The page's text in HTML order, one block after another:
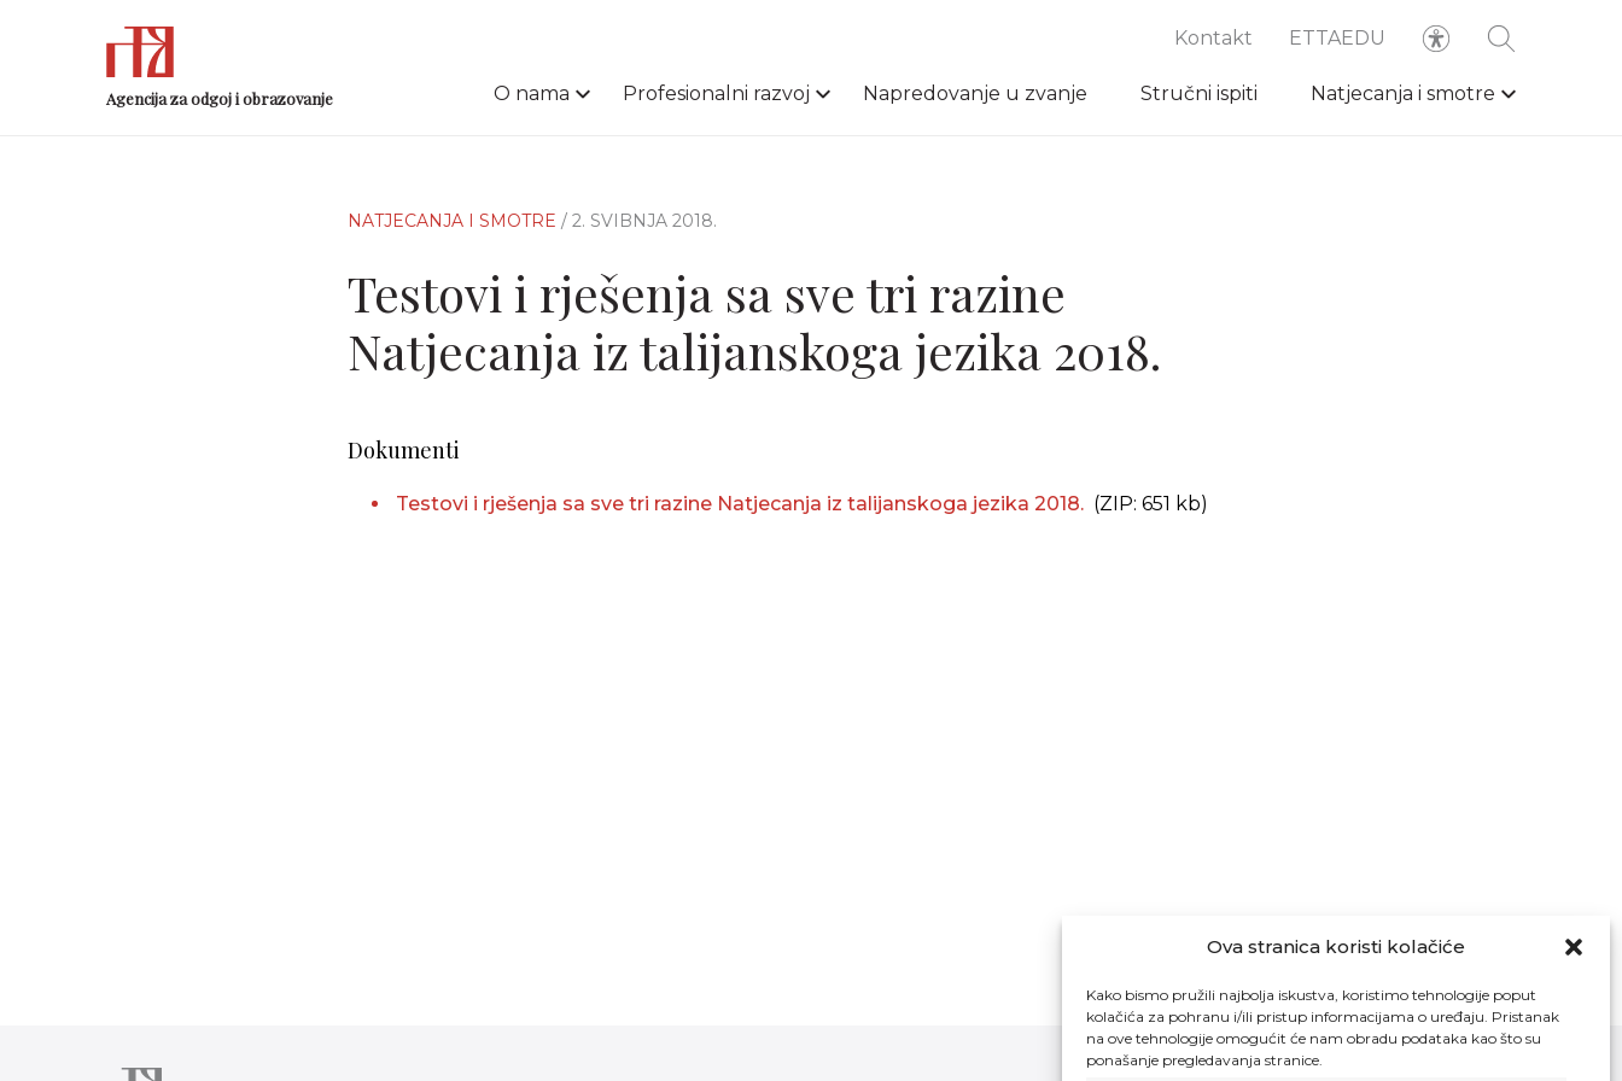
Ova stranica koristi kolačiće
Kako bismo pružili najbolja iskustva, koristimo tehnologije poput
kolačića za pohranu i/ili pristup informacijama o uređaju. Pristanak
na ove tehnologije omogućit će nam obradu podataka kao što su
ponašanje pregledavanja stranice.
Agencija za odgoj i obrazovanje
Kontakt ETTAEDU
O nama Profesionalni razvoj Napredovanje u zvanje Stručni ispiti Natjecanja i smotre
NATJECANJA I SMOTRE / 2. SVIBNJA 2018.
Testovi i rješenja sa sve tri razine
Natjecanja iz talijanskoga jezika 2018.
Dokumenti
Testovi i rješenja sa sve tri razine Natjecanja iz talijanskoga jezika 2018. (ZIP: 651 kb)